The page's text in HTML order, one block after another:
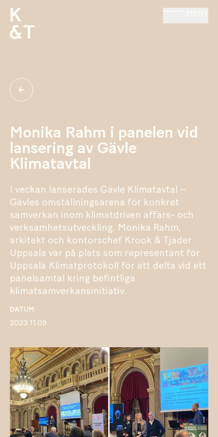
Monika Rahm i panelen vid
lansering av Gävle
Klimatavtal
DATUM
2023.11.09
I veckan lanserades Gävle Klimatavtal –
Gävles omställningsarena för konkret
samverkan inom klimatdriven affärs- och
verksamhetsutveckling. Monika Rahm,
arkitekt och kontorschef Krook & Tjäder
Uppsala var på plats som representant för
Uppsala Klimatprotokoll för att delta vid ett
panelsamtal kring befintliga
klimatsamverkansinitiativ.